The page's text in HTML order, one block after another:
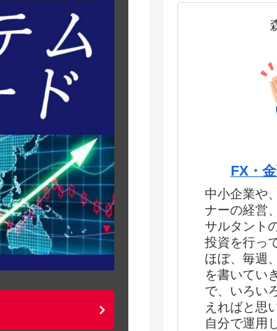
FX・
中小企業や
ナーの経営
サルタント
投資を行っ
ほぼ、毎週
を書いてい
で、いろい
えればと思
自分で運用